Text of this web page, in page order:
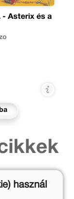
- Asterix és a
használ